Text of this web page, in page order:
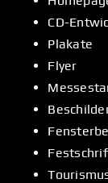
CD-
Plakate
Flyer